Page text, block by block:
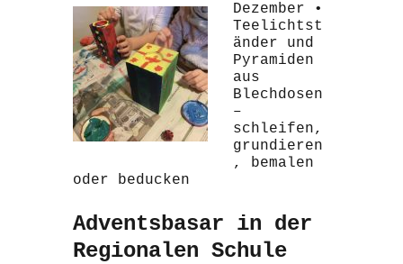
Dezember •
Teelichtst
änder und
Pyramiden
aus
Blechdosen
–
schleifen,
grundieren
, bemalen
oder beducken
Adventsbasar in der
Regionalen Schule